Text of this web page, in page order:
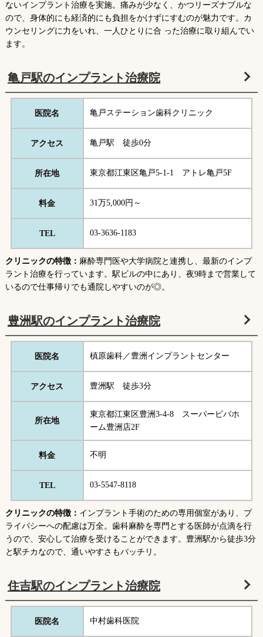
ないインプラント治療を実施。痛みが少なく、かつリーズナブルな
ので、身体的にも経済的にも負担をかけずにすむのが魅力です。カ
ウンセリングに力をいれ、一人ひとりに合 った治療に取り組んでい
ます。
亀戸駅のインプラント治療院
医院名 亀戸ステーション歯科クリニック
アクセス 亀戸駅 徒歩0分
所在地 東京都江東区亀戸5-1-1 アトレ亀戸5F
料金 31万5,000円～
TEL 03-3636-1183
クリニックの特徴： 麻酔専門医や大学病院と連携し、最新のインプ
ラント治療を行っています。駅ビルの中にあり、夜9時まで営業して
いるので仕事帰りでも通院しやすいのが◎。
豊洲駅のインプラント治療院
医院名 槙原歯科／豊洲インプラントセンター
アクセス 豊洲駅 徒歩3分
所在地
東京都江東区豊洲3-4-8 スーパービバホ
ーム豊洲店2F
料金 不明
TEL 03-5547-8118
クリニックの特徴： インプラント手術のための専用個室があり、プ
ライバシーへの配慮は万全。歯科麻酔を専門とする医師が点滴を行
うので、安心して治療を受けることができます。豊洲駅から徒歩3分
と駅チカなので、通いやすさもバッチリ。
住吉駅のインプラント治療院
医院名 中村歯科医院